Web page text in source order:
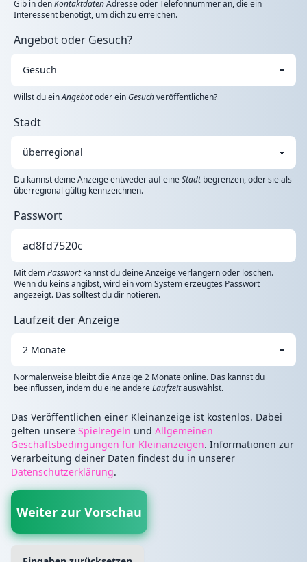
Gib in denKontaktdatenAdresse oder Telefonnummer an, die ein
Interessent benötigt, um dich zu erreichen.
Angebot oder Gesuch?
Willst du einAngebotoder einGesuchveröffentlichen?
Stadt
Du kannst deine Anzeige entweder auf eineStadtbegrenzen, oder sie als
überregional gültig kennzeichnen.
Passwort
Mit demPasswortkannst du deine Anzeige verlängern oder löschen.
Wenn du keins angibst, wird ein vom System erzeugtes Passwort
angezeigt. Das solltest du dir notieren.
Laufzeit der Anzeige
Normalerweise bleibt die Anzeige 2 Monate online. Das kannst du
beeinflussen, indem du eine andereLaufzeitauswählst.
Das Veröffentlichen einer Kleinanzeige ist kostenlos. Dabei
gelten unsere Spielregeln und Allgemeinen
Geschäftsbedingungen für Kleinanzeigen. Informationen zur
Verarbeitung deiner Daten findest du in unserer
Datenschutzerklärung.